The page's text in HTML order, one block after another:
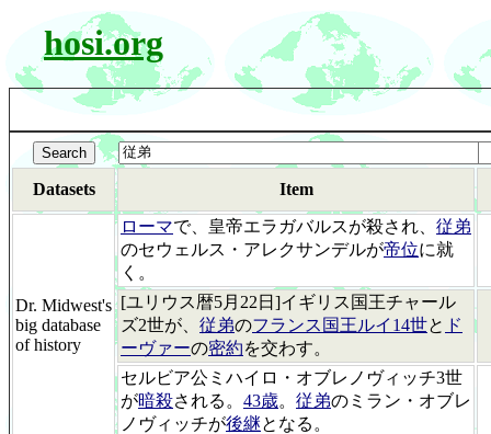
hosi.org
Datasets Item
Dr. Midwest's
big database
of history
ローマで、皇帝エラガバルスが殺され、 従弟
のセウェルス・アレクサンデルが帝位に就
く。
[ユリウス暦5月22日]イギリス国王チャール
ズ2世が、 従弟のフランス国王ルイ14世と ド
ーヴァーの密約を交わす。
セルビア公ミハイロ・オブレノヴィッチ3世
が暗殺される。 43歳。 従弟のミラン・オブレ
ノヴィッチが後継となる。